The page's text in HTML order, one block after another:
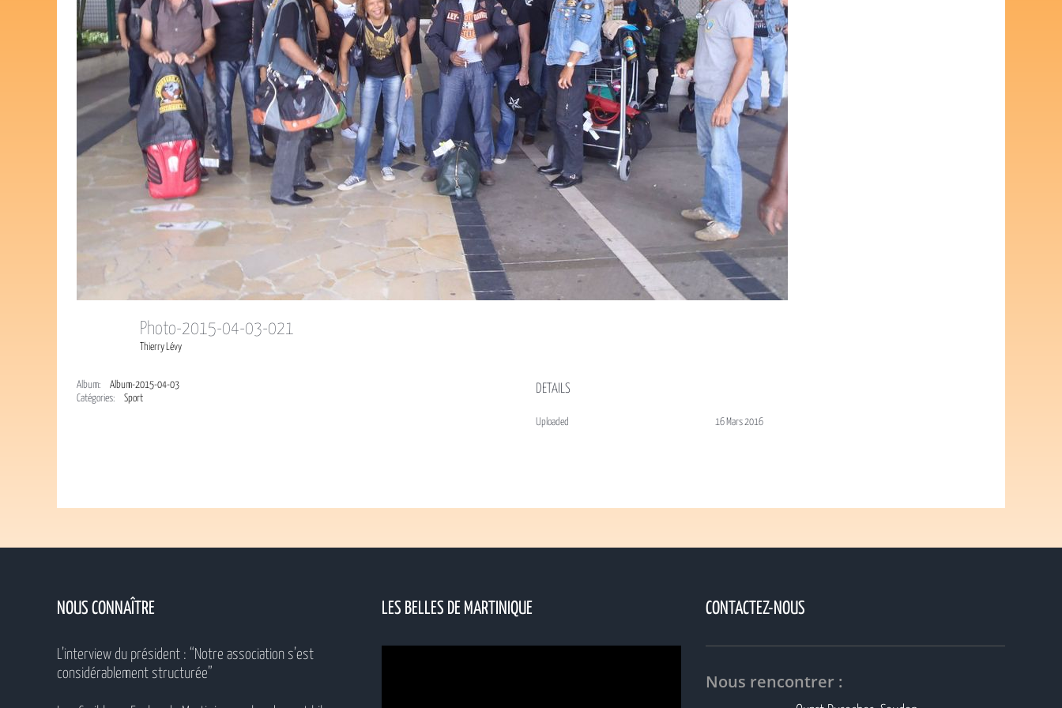
Photo-2015-04-03-021
Thierry Lévy
Album:
Album-2015-04-03
Catégories:
Sport
DETAILS
Uploaded 16 Mars 2016
NOUS CONNAÎTRE
L’interview du président : “Notre association s’est
considérablement structurée”
LES BELLES DE MARTINIQUE CONTACTEZ-NOUS
Nous rencontrer :